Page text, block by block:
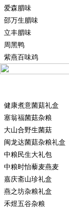
爱森腊味
邵万生腊味
立丰腊味
周黑鸭
紫燕百味鸡
健康煮意菌菇礼盒
塞翁福菌菇杂粮
大山合野生菌菇
闽龙达菌菇杂粮礼盒
中粮民生大礼包
中粮时怡藜麦燕麦
嘉庆斋山珍礼盒
燕之坊杂粮礼盒
禾煜五谷杂粮